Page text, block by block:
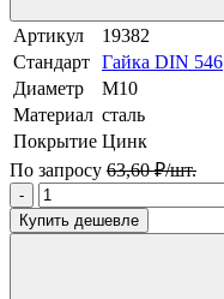
Артикул
19382
Стандарт Гайка DIN 546
Диаметр
М10
Материал сталь
Покрытие Цинк
По запросу 63,60 ₽/шт.
-
Купить дешевле